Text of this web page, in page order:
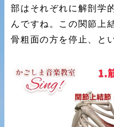
部はそれぞれに解剖学
んですね。この関節上
骨粗面の方を停止、と